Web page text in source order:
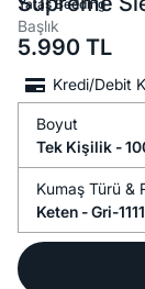
Yataş Bedding
Başlık
5.990 TL
Kredi/Debit
Boyut
Tek Kişilik -
Kumaş Türü &
Keten -Gri-